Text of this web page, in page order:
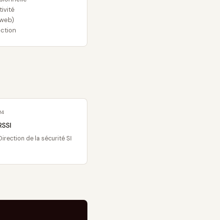
de la sécurité SI